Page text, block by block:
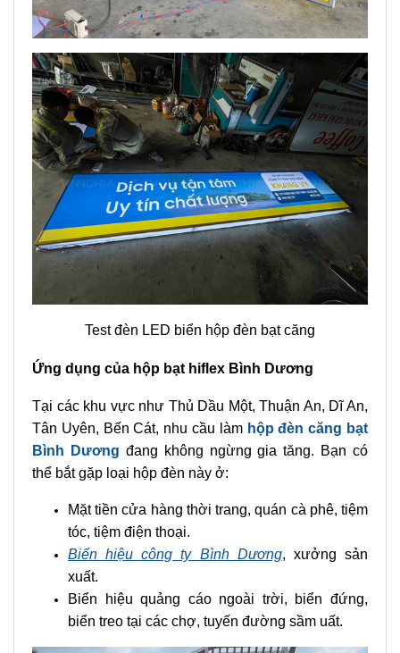
Test đèn LED biển hộp đèn bạt căng
Ứng dụng của hộp bạt hiflex Bình Dương
Tại các khu vực như Thủ Dầu Một, Thuận An, Dĩ An,
Tân Uyên, Bến Cát, nhu cầu làm hộp đèn căng bạt
Bình Dương đang không ngừng gia tăng. Bạn có
thể bắt gặp loại hộp đèn này ở:
Mặt tiền cửa hàng thời trang, quán cà phê, tiệm
tóc, tiệm điện thoại.
Biển hiệu công ty Bình Dương, xưởng sản
xuất.
Biển hiệu quảng cáo ngoài trời, biển đứng,
biển treo tại các chợ, tuyến đường sầm uất.